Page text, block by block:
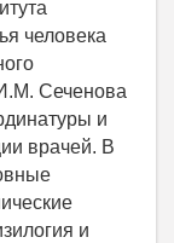
человека
Сеченова
и
врачей. В
и